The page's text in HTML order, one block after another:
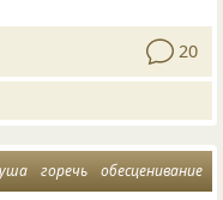
20
горечь обесценивание